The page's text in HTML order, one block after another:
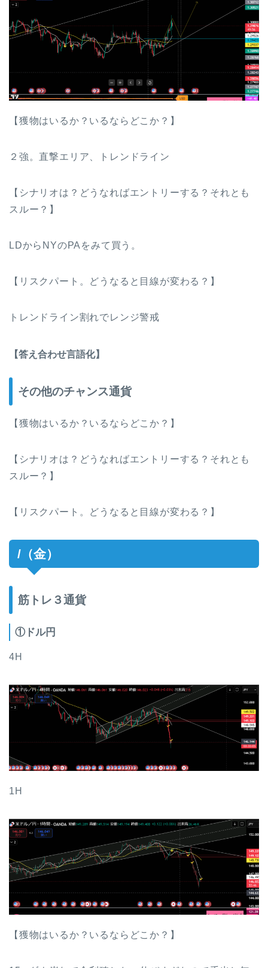
【獲物はいるか？いるならどこか？】
２強。直撃エリア、トレンドライン
【シナリオは？どうなればエントリーする？それとも
スルー？】
LDからNYのPAをみて買う。
【リスクパート。どうなると目線が変わる？】
トレンドライン割れでレンジ警戒
【答え合わせ言語化】
その他のチャンス通貨
【獲物はいるか？いるならどこか？】
【シナリオは？どうなればエントリーする？それとも
スルー？】
【リスクパート。どうなると目線が変わる？】
/（金）
筋トレ３通貨
①ドル円
4H
1H
【獲物はいるか？いるならどこか？】